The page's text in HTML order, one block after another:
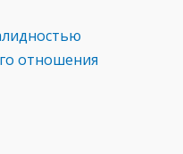
отношения